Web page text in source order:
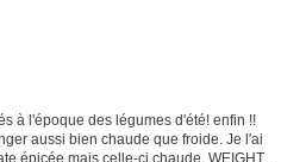
à l'époque des légumes d'été! enfin !!
aussi bien chaude que froide. Je l'ai
épicée mais celle-ci chaude. WEIGHT